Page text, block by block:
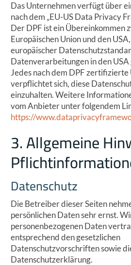
Das Unternehmen verfügt über
nach dem „EU-US Data Privacy
Der DPF ist ein Übereinkommen
Europäischen Union und den
europäischer
Datenverarbeitungen in den
Jedes nach dem DPF
verpflichtet sich, diese
einzuhalten. Weitere
vom Anbieter unter folgendem
https://
3. Allgemeine
Datenschutz
Die Betreiber dieser Seiten
persönlichen Daten sehr ernst.
personenbezogenen Daten
entsprechend den gesetzlichen
Datenschutzvorschriften sowie
Datenschutzerklärung.